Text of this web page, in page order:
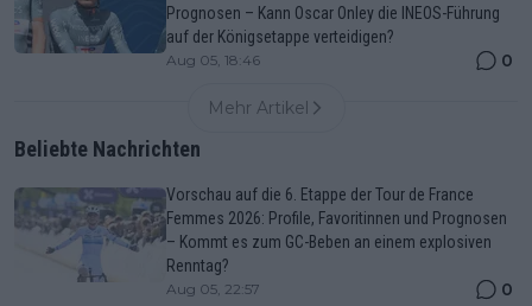
Prognosen – Kann Oscar Onley die INEOS-Führung
auf der Königsetappe verteidigen?
Aug 05, 18:46 0
Mehr Artikel
Beliebte Nachrichten
Vorschau auf die 6. Etappe der Tour de France
Femmes 2026: Profile, Favoritinnen und Prognosen
– Kommt es zum GC-Beben an einem explosiven
Renntag?
Aug 05, 22:57 0